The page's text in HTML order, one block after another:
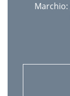
Marchio: